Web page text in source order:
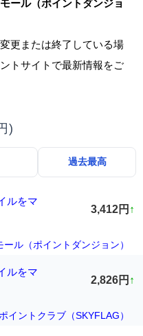
ール（ポイントダンジョ
更または終了している場
トサイトで最新情報をご
)
過去最高
ルをマ
3,412円 ↑
ル（ポイントダンジョン）
ルをマ
2,826円 ↑
イントクラブ（SKYFLAG）